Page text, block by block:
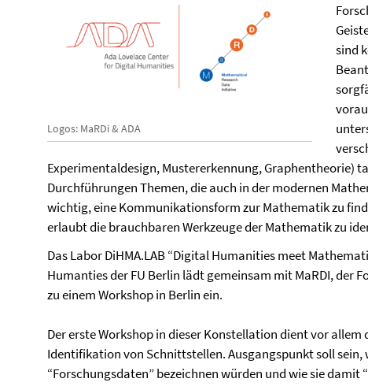
Logos: MaRDi & ADA
sind
Experimentaldesign, Mustererkennung, Graphentheorie)
Durchführungen Themen, die auch in der modernen
wichtig, eine Kommunikationsform zur Mathematik zu
erlaubt die brauchbaren Werkzeuge der Mathematik zu
Das Labor DiHMA.LAB “Digital Humanities meet
Humanties der FU Berlin lädt gemeinsam mit MaRDI, der
zu einem Workshop in Berlin ein.
Der erste Workshop in dieser Konstellation dient vor
Identifikation von Schnittstellen. Ausgangspunkt soll sein,
“Forschungsdaten” bezeichnen würden und wie sie damit